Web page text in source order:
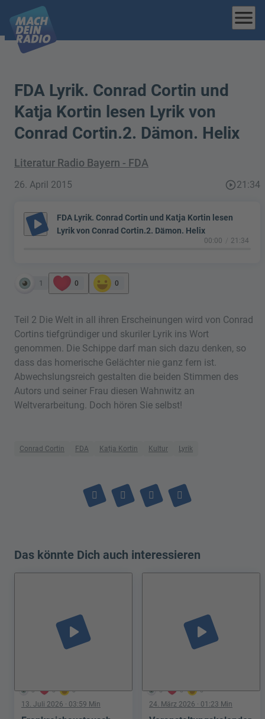
menu
FDA Lyrik. Conrad Cortin und
Katja Kortin lesen Lyrik von
Conrad Cortin.2. Dämon. Helix
Literatur Radio Bayern - FDA
26. April 2015 play_circle_outline21:34
play_arrow
FDA Lyrik. Conrad Cortin und Katja Kortin lesen
Lyrik von Conrad Cortin.2. Dämon. Helix
00:00 21:34
1 0 0
Teil 2 Die Welt in all ihren Erscheinungen wird von Conrad
Cortins tiefgründiger und skuriler Lyrik ins Wort
genommen. Die Schippe darf man sich dazu denken, so
dass das homerische Gelächter nie ganz fern ist.
Abwechslungsreich gestalten die beiden Stimmen des
Autors und seiner Frau diesen Wahnwitz an
Weltverarbeitung. Doch hören Sie selbst!
Conrad Cortin FDA Katja Kortin Kultur Lyrik
Das könnte Dich auch interessieren
3 0 0
play_arrow
13. Juli 2026 · 03:59 Min
5 0 0
play_arrow
24. März 2026 · 01:23 Min